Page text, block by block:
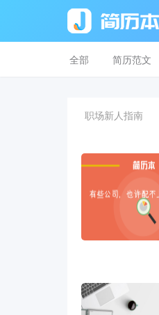
全部 简历范文
职场新人指南